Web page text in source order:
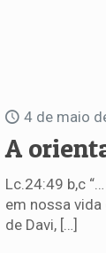
4 de maio
A
Lc.24:49 b,c
em nossa
de Davi,[…]